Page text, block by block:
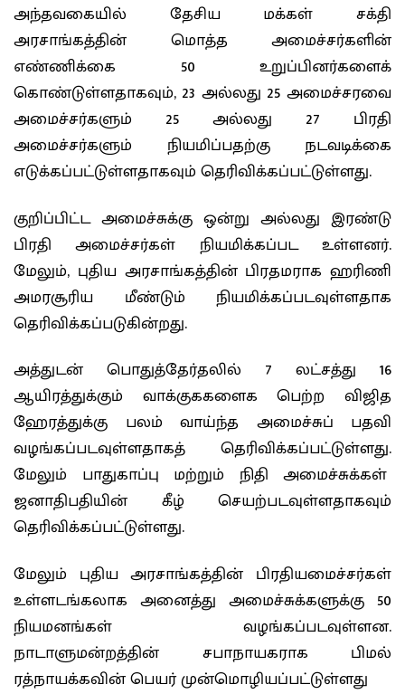
அந்தவகையில் தேசிய மக்கள் சக்தி
அரசாங்கத்தின் மொத்த அமைச்சர்களின்
எண்ணிக்கை 50 உறுப்பினர்களைக்
கொண்டுள்ளதாகவும், 23 அல்லது 25 அமைச்சரவை
அமைச்சர்களும் 25 அல்லது 27 பிரதி
அமைச்சர்களும் நியமிப்பதற்கு நடவடிக்கை
எடுக்கப்பட்டுள்ளதாகவும் தெரிவிக்கப்பட்டுள்ளது.
குறிப்பிட்ட அமைச்சுக்கு ஒன்று அல்லது இரண்டு
பிரதி அமைச்சர்கள் நியமிக்கப்பட உள்ளனர்.
மேலும், புதிய அரசாங்கத்தின் பிரதமராக ஹரிணி
அமரசூரிய மீண்டும் நியமிக்கப்படவுள்ளதாக
தெரிவிக்கப்படுகின்றது.
அத்துடன் பொதுத்தேர்தலில் 7 லட்சத்து 16
ஆயிரத்துக்கும் வாக்குககளைக பெற்ற விஜித
ஹேரத்துக்கு பலம் வாய்ந்த அமைச்சுப் பதவி
வழங்கப்படவுள்ளதாகத் தெரிவிக்கப்பட்டுள்ளது.
மேலும் பாதுகாப்பு மற்றும் நிதி அமைச்சுக்கள்
ஜனாதிபதியின் கீழ் செயற்படவுள்ளதாகவும்
தெரிவிக்கப்பட்டுள்ளது.
மேலும் புதிய அரசாங்கத்தின் பிரதியமைச்சர்கள்
உள்ளடங்கலாக அனைத்து அமைச்சுக்களுக்கு 50
நியமனங்கள் வழங்கப்படவுள்ளன.
நாடாளுமன்றத்தின் சபாநாயகராக பிமல்
ரத்நாயக்கவின் பெயர் முன்மொழியப்பட்டுள்ளது